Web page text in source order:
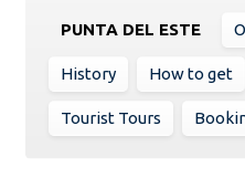
PUNTA DEL ESTE
History How to get
Tourist Tours